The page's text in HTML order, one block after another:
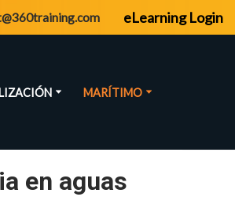
eLearning Login
MARÍTIMO
en aguas